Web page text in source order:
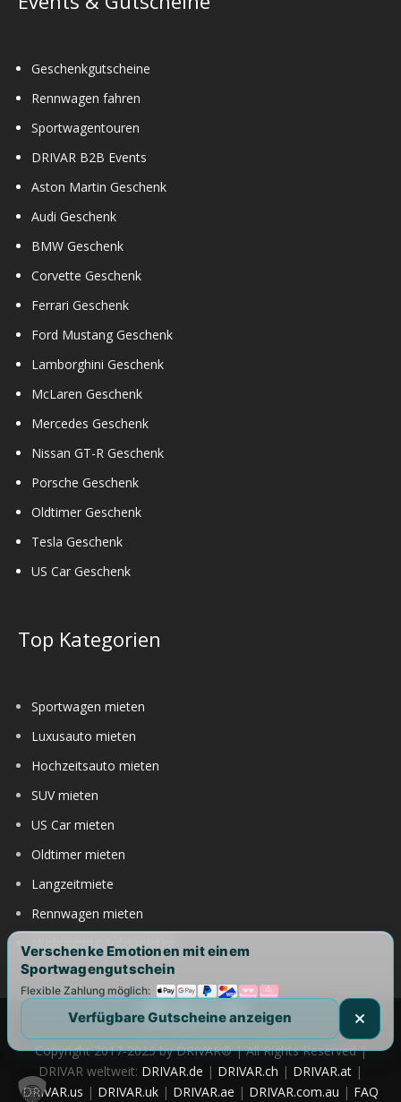
Geschenkgutscheine
Rennwagen fahren
Sportwagentouren
DRIVAR B2B Events
Aston Martin Geschenk
Audi Geschenk
BMW Geschenk
Corvette Geschenk
Ferrari Geschenk
Ford Mustang Geschenk
Lamborghini Geschenk
McLaren Geschenk
Mercedes Geschenk
Nissan GT-R Geschenk
Porsche Geschenk
Oldtimer Geschenk
Tesla Geschenk
US Car Geschenk
Top Kategorien
Sportwagen mieten
Luxusauto mieten
Hochzeitsauto mieten
SUV mieten
US Car mieten
Oldtimer mieten
Langzeitmiete
Rennwagen mieten
Nürburgring Auto mieten
Copyright 2017-2025 by DRIVAR® | All Rights Reserved |
DRIVAR weltweit: DRIVAR.de | DRIVAR.ch | DRIVAR.at |
DRIVAR.us | DRIVAR.uk | DRIVAR.ae | DRIVAR.com.au | FAQ
Verschenke Emotionen mit einem
Sportwagengutschein
Flexible Zahlung möglich:
Verfügbare Gutscheine anzeigen